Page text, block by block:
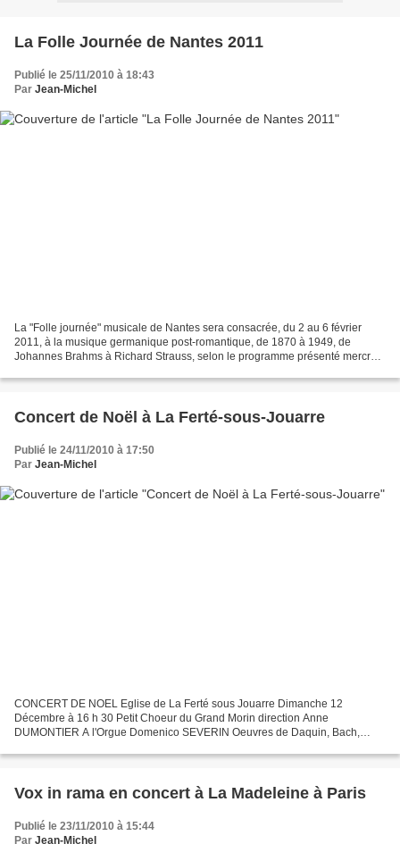
La Folle Journée de Nantes 2011
Publié le 25/11/2010 à 18:43
Par Jean-Michel
La "Folle journée" musicale de Nantes sera consacrée, du 2 au 6 février
2011, à la musique germanique post-romantique, de 1870 à 1949, de
Johannes Brahms à Richard Strauss, selon le programme présenté mercredi
Concert de Noël à La Ferté-sous-Jouarre
Publié le 24/11/2010 à 17:50
Par Jean-Michel
CONCERT DE NOEL Eglise de La Ferté sous Jouarre Dimanche 12
Décembre à 16 h 30 Petit Choeur du Grand Morin direction Anne
DUMONTIER A l'Orgue Domenico SEVERIN Oeuvres de Daquin, Bach,
Vox in rama en concert à La Madeleine à Paris
Publié le 23/11/2010 à 15:44
Par Jean-Michel